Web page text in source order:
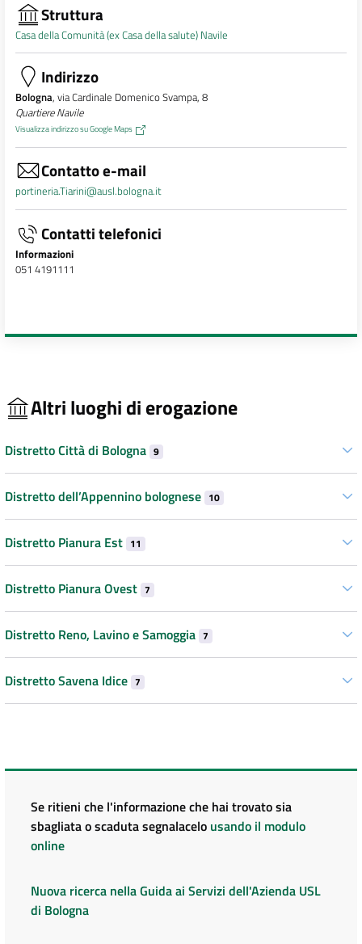
Struttura
Casa della Comunità (ex Casa della salute) Navile
Indirizzo
Bologna, via Cardinale Domenico Svampa, 8
Quartiere Navile
Visualizza indirizzo su Google Maps
Contatto e-mail
portineria.Tiarini@ausl.bologna.it
Contatti telefonici
Informazioni
051 4191111
Altri luoghi di erogazione
Distretto Città di Bologna 9
Distretto dell’Appennino bolognese 10
Distretto Pianura Est 11
Distretto Pianura Ovest 7
Distretto Reno, Lavino e Samoggia 7
Distretto Savena Idice 7
Se ritieni che l'informazione che hai trovato sia
sbagliata o scaduta segnalacelo usando il modulo
online
Nuova ricerca nella Guida ai Servizi dell'Azienda USL
di Bologna